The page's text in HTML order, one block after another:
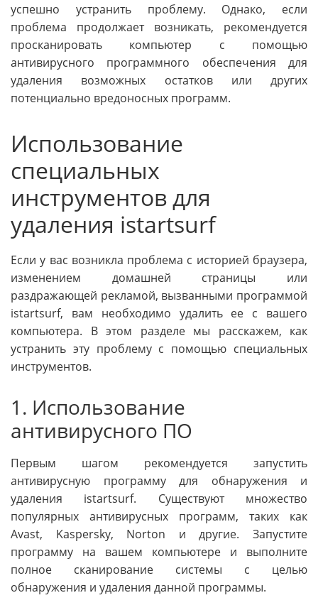
успешно устранить проблему. Однако, если
проблема продолжает возникать, рекомендуется
просканировать компьютер с помощью
антивирусного программного обеспечения для
удаления возможных остатков или других
потенциально вредоносных программ.
Использование
специальных
инструментов для
удаления istartsurf
Если у вас возникла проблема с историей браузера,
изменением домашней страницы или
раздражающей рекламой, вызванными программой
istartsurf, вам необходимо удалить ее с вашего
компьютера. В этом разделе мы расскажем, как
устранить эту проблему с помощью специальных
инструментов.
1. Использование
антивирусного ПО
Первым шагом рекомендуется запустить
антивирусную программу для обнаружения и
удаления istartsurf. Существуют множество
популярных антивирусных программ, таких как
Avast, Kaspersky, Norton и другие. Запустите
программу на вашем компьютере и выполните
полное сканирование системы с целью
обнаружения и удаления данной программы.